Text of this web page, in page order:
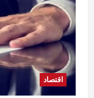
4
5
اقتصاد